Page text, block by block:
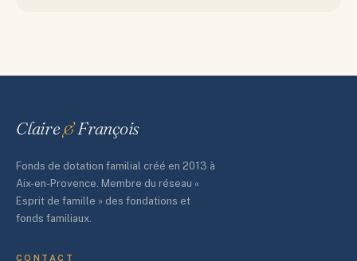
Claire&François
Fonds de dotation familial créé en 2013 à
Aix-en-Provence. Membre du réseau «
Esprit de famille » des fondations et
fonds familiaux.
CONTACT